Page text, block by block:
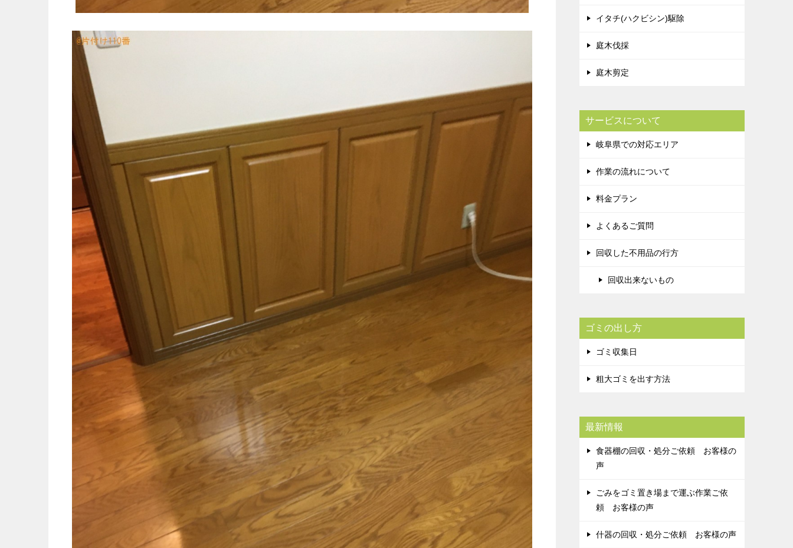
イタチ(ハクビシン)駆除
庭木伐採
庭木剪定
サービスについて
岐阜県での対応エリア
作業の流れについて
料金プラン
よくあるご質問
回収した不用品の行方
回収出来ないもの
ゴミの出し方
ゴミ収集日
粗大ゴミを出す方法
最新情報
食器棚の回収・処分ご依頼 お客様の
声
ごみをゴミ置き場まで運ぶ作業ご依
頼 お客様の声
什器の回収・処分ご依頼 お客様の声